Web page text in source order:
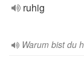
ruhig
Warum bist du